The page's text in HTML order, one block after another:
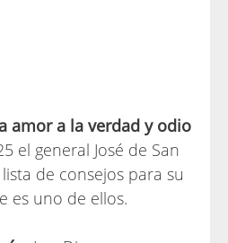
amor a la verdad y odio
el general José de San
de consejos para su
es uno de ellos.